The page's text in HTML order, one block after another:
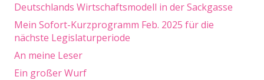
Deutschlands Wirtschaftsmodell in der Sackgasse
Mein Sofort-Kurzprogramm Feb. 2025 für die
nächste Legislaturperiode
An meine Leser
Ein großer Wurf